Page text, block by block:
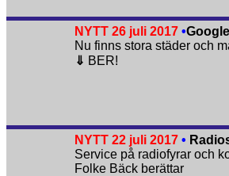
NYTT 26 juli 2017 •
Nu finns stora städer och
⇓ BER!
NYTT 22 juli 2017 •
Service på radiofyrar och
Folke Bäck berättar